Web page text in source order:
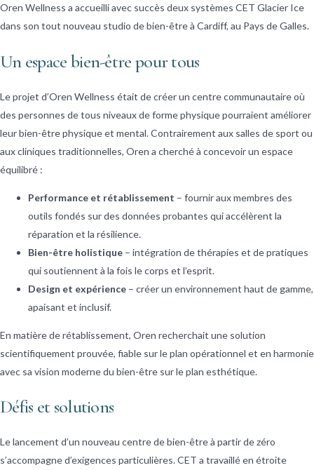
Oren Wellness a accueilli avec succès deux systèmes CET Glacier Ice
dans son tout nouveau studio de bien-être à Cardiff, au Pays de Galles.
Un espace bien-être pour tous
Le projet d’Oren Wellness était de créer un centre communautaire où
des personnes de tous niveaux de forme physique pourraient améliorer
leur bien-être physique et mental. Contrairement aux salles de sport ou
aux cliniques traditionnelles, Oren a cherché à concevoir un espace
équilibré :
Performance et rétablissement – fournir aux membres des
outils fondés sur des données probantes qui accélèrent la
réparation et la résilience.
Bien-être holistique – intégration de thérapies et de pratiques
qui soutiennent à la fois le corps et l’esprit.
Design et expérience – créer un environnement haut de gamme,
apaisant et inclusif.
En matière de rétablissement, Oren recherchait une solution
scientifiquement prouvée, fiable sur le plan opérationnel et en harmonie
avec sa vision moderne du bien-être sur le plan esthétique.
Défis et solutions
Le lancement d’un nouveau centre de bien-être à partir de zéro
s’accompagne d’exigences particulières. CET a travaillé en étroite